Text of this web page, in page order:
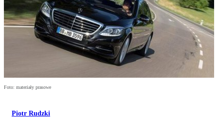
Foto: materiały prasowe
Piotr Rudzki